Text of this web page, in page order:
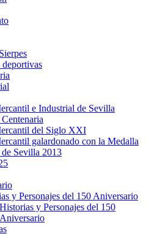
deportivas
e Industrial de Sevilla
del Siglo XXI
galardonado con la Medalla
Sevilla 2013
y Personajes del 150 Aniversario
Historias y Personajes del 150
Aniversario